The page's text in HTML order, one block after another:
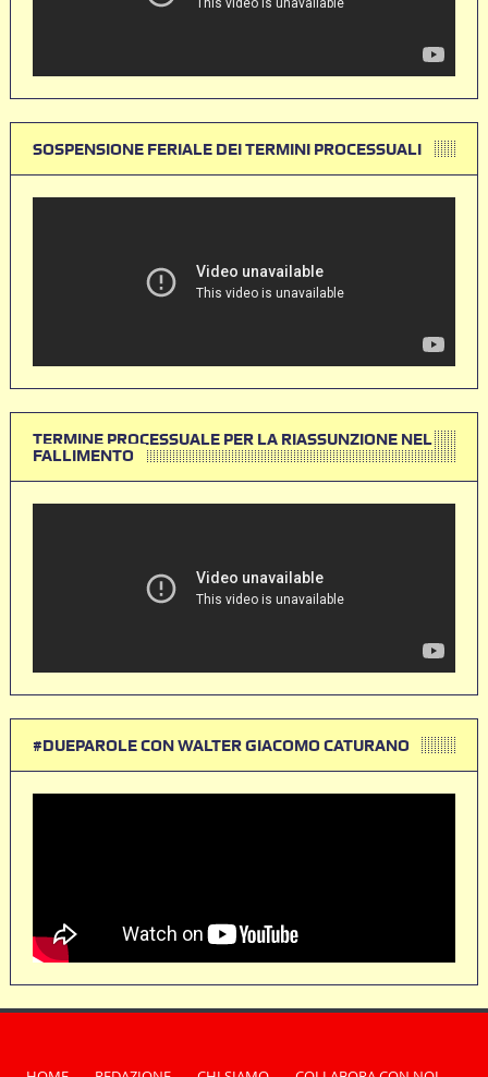
SOSPENSIONE FERIALE DEI TERMINI PROCESSUALI
TERMINE PROCESSUALE PER LA RIASSUNZIONE NEL
FALLIMENTO
#DUEPAROLE CON WALTER GIACOMO CATURANO